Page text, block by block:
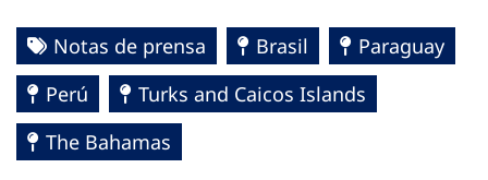
Notas de prensa Brasil
Paraguay
Perú
Turks and Caicos Islands
The Bahamas